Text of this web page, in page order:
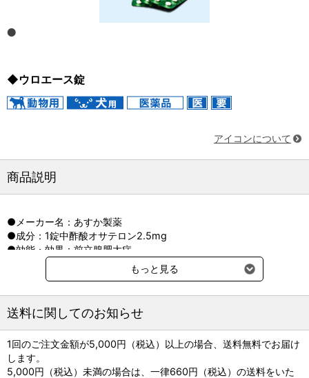
◆ウロエース錠
アイコンについて
商品説明
●メーカー名：あすか製薬
●成分：1錠中酢酸オサテロン2.5mg
●効能・効果：前立腺肥大症
●用法・用量：体重1kg当たり酢酸オサテロンとして、1回0.25〜
0.50mgを1日1回経口投与します。
もっと見る
送料に関してのお知らせ
1回のご注文金額が5,000円（税込）以上の場合、送料無料でお届け
します。
5,000円（税込）未満の場合は、一律660円（税込）の送料をいた